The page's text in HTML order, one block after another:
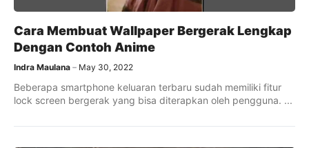
Cara Membuat Wallpaper Bergerak Lengkap
Dengan Contoh Anime
Indra Maulana May 30, 2022
Beberapa smartphone keluaran terbaru sudah memiliki fitur
lock screen bergerak yang bisa diterapkan oleh pengguna. ...